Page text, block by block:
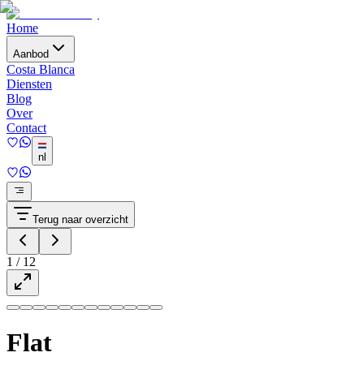
Home
Aanbod
Costa Blanca
Diensten
Blog
Over
Contact
nl
Terug naar overzicht
1 / 12
Flat